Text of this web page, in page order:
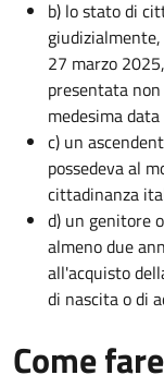
b) lo stato di
27 marzo
presentata
medesima data
c) un
possedeva al
cittadinanza
d) un genitore
almeno due
all'acquisto
di nascita o di
Come fare